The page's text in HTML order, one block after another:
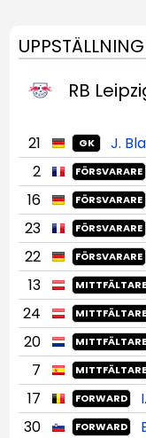
UPPSTÄLLNING
RB
21 GK
J.
2
FÖRSVARARE
16 FÖRSVARARE
23
FÖRSVARARE
22
FÖRSVARARE
13
MITTFÄLTARE
24 MITTFÄLTARE
20 MITTFÄLTARE
7 MITTFÄLTARE
17 FORWARD
30 FORWARD